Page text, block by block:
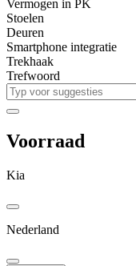
Vermogen in PK
Stoelen
Deuren
Smartphone integratie
Trekhaak
Trefwoord
Voorraad
Kia
Nederland